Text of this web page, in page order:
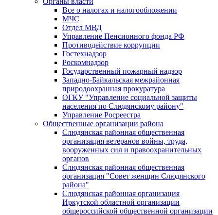
Все о налогах и налогообложении
МЧС
Отдел МВД
Управление Пенсионного фонда РФ
Противодействие коррупции
Гостехнадзор
Роскомнадзор
Государственный пожарный надзор
Западно-Байкальская межрайонная
природоохранная прокуратура
ОГКУ "Управление социальной защиты
населения по Слюдянскому району"
Управление Росреестра
Общественные организации района
Слюдянская районная общественная
организация ветеранов войны, труда,
вооруженных сил и правоохранительных
органов
Слюдянская районная общественная
организация "Совет женщин Слюдянского
района"
Слюдянская районная организация
Иркутской областной организации
общероссийской общественной организации